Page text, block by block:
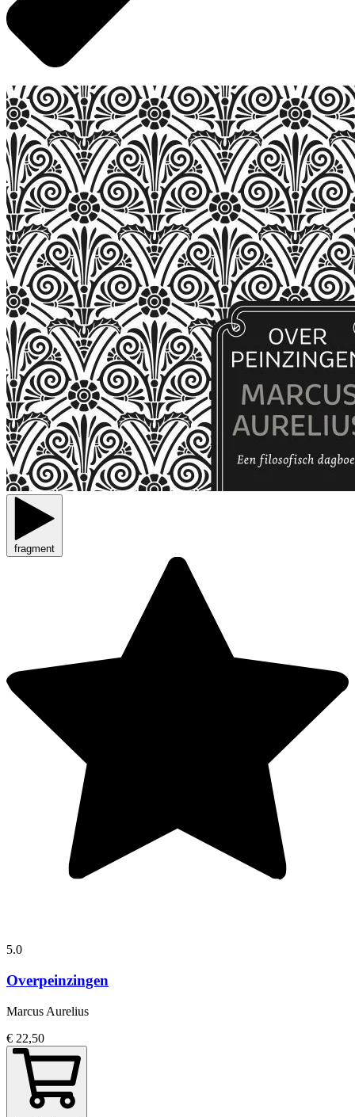
fragment
5.0
Overpeinzingen
Marcus Aurelius
€ 22,50